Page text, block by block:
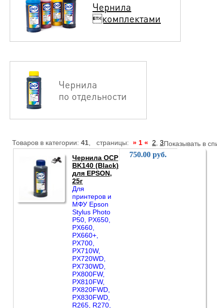
Чернила
комплектами
Чернила
по отдельности
Товаров в категории: 41 , страницы: » 1 « 2 3Показывать в
Чернила OCP
BK140 (Black)
для EPSON,
25г
Для
принтеров и
МФУ Epson
Stylus Photo
P50, PX650,
PX660,
PX660+,
PX700,
PX710W,
PX720WD,
PX730WD,
PX800FW,
PX810FW,
PX820FWD,
PX830FWD,
R265, R270,
750.00 руб.